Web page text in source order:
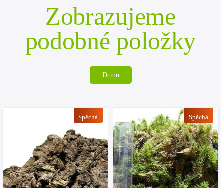
Zobrazujeme
podobné položky
Domů
Spěchá Spěchá